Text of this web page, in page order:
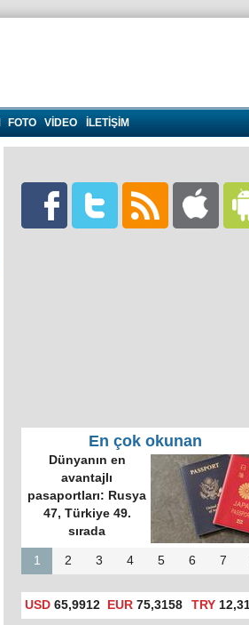
FOTO VIDEO İLETİŞİM
En çok okunan
Dünyanın en
avantajlı
pasaportları: Rusya
47, Türkiye 49.
sırada
1 2 3 4 5 6 7
USD 65,9912 EUR 75,3158 TRY